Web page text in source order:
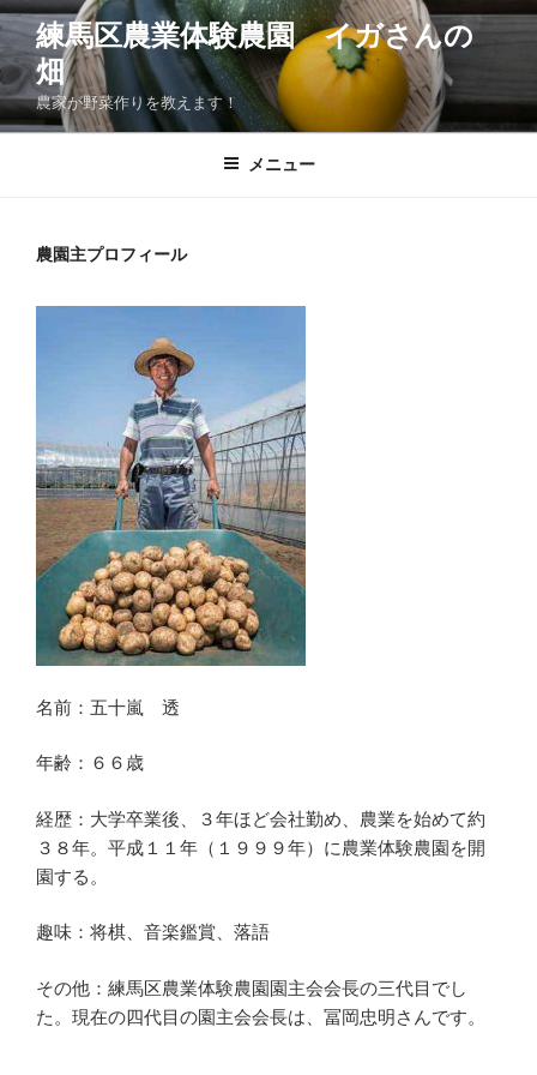
コ
テ
ン
ツ
練馬区農業体験農園 イガさんの
畑
農家が野菜作りを教えます！
メニュー
農園主プロフィール
名前：五十嵐 透
年齢：６６歳
経歴：大学卒業後、３年ほど会社勤め、農業を始めて約
３８年。平成１１年（１９９９年）に農業体験農園を開
園する。
趣味：将棋、音楽鑑賞、落語
その他：練馬区農業体験農園園主会会長の三代目でし
た。現在の四代目の園主会会長は、冨岡忠明さんです。